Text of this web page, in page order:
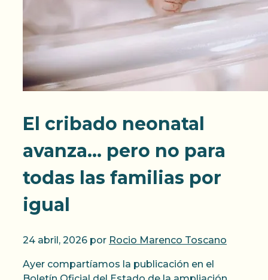
El cribado neonatal
avanza… pero no para
todas las familias por
igual
24 abril, 2026 por Rocio Marenco Toscano
Ayer compartíamos la publicación en el